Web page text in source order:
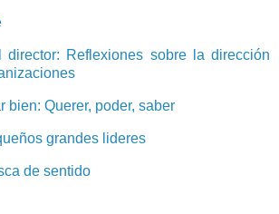
director: Reflexiones sobre la dirección
bien: Querer, poder, saber
grandes lideres
de sentido